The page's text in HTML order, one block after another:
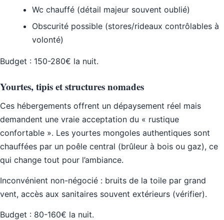
Wc chauffé (détail majeur souvent oublié)
Obscurité possible (stores/rideaux contrôlables à
volonté)
Budget : 150-280€ la nuit.
Yourtes, tipis et structures nomades
Ces hébergements offrent un dépaysement réel mais
demandent une vraie acceptation du « rustique
confortable ». Les yourtes mongoles authentiques sont
chauffées par un poêle central (brûleur à bois ou gaz), ce
qui change tout pour l’ambiance.
Inconvénient non-négocié : bruits de la toile par grand
vent, accès aux sanitaires souvent extérieurs (vérifier).
Budget : 80-160€ la nuit.